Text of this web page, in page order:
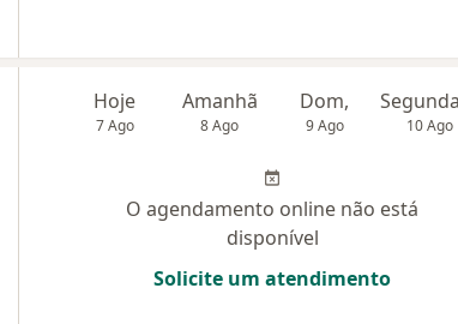
Hoje
7 Ago
Amanhã
8 Ago
Dom,
9 Ago 10 Ago
O agendamento online não está
disponível
Solicite um atendimento